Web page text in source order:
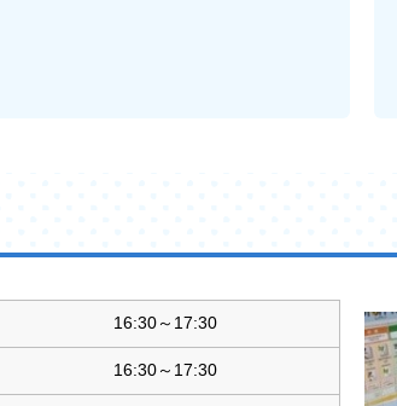
16:30～17:30
16:30～17:30